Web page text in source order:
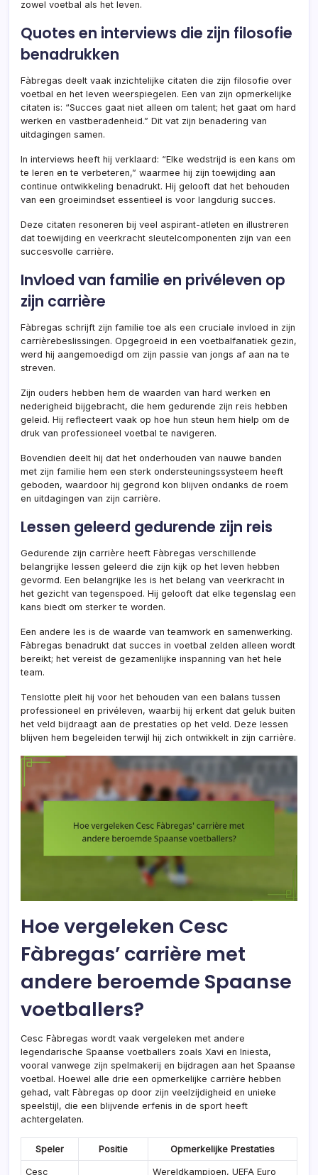
zowel voetbal als het leven.
Quotes en interviews die zijn filosofie
benadrukken
Fàbregas deelt vaak inzichtelijke citaten die zijn filosofie over
voetbal en het leven weerspiegelen. Een van zijn opmerkelijke
citaten is: “Succes gaat niet alleen om talent; het gaat om hard
werken en vastberadenheid.” Dit vat zijn benadering van
uitdagingen samen.
In interviews heeft hij verklaard: “Elke wedstrijd is een kans om
te leren en te verbeteren,” waarmee hij zijn toewijding aan
continue ontwikkeling benadrukt. Hij gelooft dat het behouden
van een groeimindset essentieel is voor langdurig succes.
Deze citaten resoneren bij veel aspirant-atleten en illustreren
dat toewijding en veerkracht sleutelcomponenten zijn van een
succesvolle carrière.
Invloed van familie en privéleven op
zijn carrière
Fàbregas schrijft zijn familie toe als een cruciale invloed in zijn
carrièrebeslissingen. Opgegroeid in een voetbalfanatiek gezin,
werd hij aangemoedigd om zijn passie van jongs af aan na te
streven.
Zijn ouders hebben hem de waarden van hard werken en
nederigheid bijgebracht, die hem gedurende zijn reis hebben
geleid. Hij reflecteert vaak op hoe hun steun hem hielp om de
druk van professioneel voetbal te navigeren.
Bovendien deelt hij dat het onderhouden van nauwe banden
met zijn familie hem een sterk ondersteuningssysteem heeft
geboden, waardoor hij gegrond kon blijven ondanks de roem
en uitdagingen van zijn carrière.
Lessen geleerd gedurende zijn reis
Gedurende zijn carrière heeft Fàbregas verschillende
belangrijke lessen geleerd die zijn kijk op het leven hebben
gevormd. Een belangrijke les is het belang van veerkracht in
het gezicht van tegenspoed. Hij gelooft dat elke tegenslag een
kans biedt om sterker te worden.
Een andere les is de waarde van teamwork en samenwerking.
Fàbregas benadrukt dat succes in voetbal zelden alleen wordt
bereikt; het vereist de gezamenlijke inspanning van het hele
team.
Tenslotte pleit hij voor het behouden van een balans tussen
professioneel en privéleven, waarbij hij erkent dat geluk buiten
het veld bijdraagt aan de prestaties op het veld. Deze lessen
blijven hem begeleiden terwijl hij zich ontwikkelt in zijn carrière.
Hoe vergeleken Cesc
Fàbregas’ carrière met
andere beroemde Spaanse
voetballers?
Cesc Fàbregas wordt vaak vergeleken met andere
legendarische Spaanse voetballers zoals Xavi en Iniesta,
vooral vanwege zijn spelmakerij en bijdragen aan het Spaanse
voetbal. Hoewel alle drie een opmerkelijke carrière hebben
gehad, valt Fàbregas op door zijn veelzijdigheid en unieke
speelstijl, die een blijvende erfenis in de sport heeft
achtergelaten.
Speler Positie Opmerkelijke Prestaties
Cesc
Wereldkampioen, UEFA Euro